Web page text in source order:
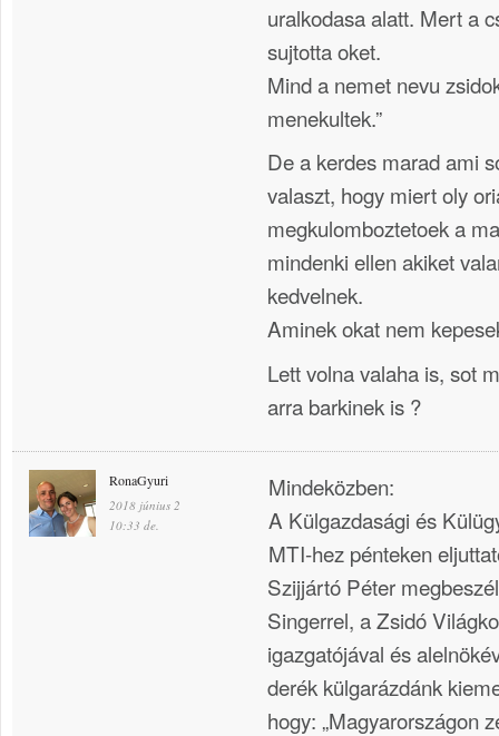
uralkodasa alatt. Mert a
sujtotta oket.
Mind a nemet nevu
menekultek.”
De a kerdes marad ami
valaszt, hogy miert oly
megkulomboztetoek a
mindenki ellen akiket
kedvelnek.
Aminek okat nem
Lett volna valaha is, sot
arra barkinek is ?
RonaGyuri
2018 június 2
10:33 de.
Mindeközben:
A Külgazdasági és
MTI-hez pénteken
Szijjártó Péter
Singerrel, a Zsidó
igazgatójával és
derék külgarázdánk
hogy: „Magyarországon